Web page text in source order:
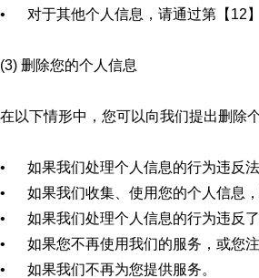
• 对于其他个人信息，请通过第【12
(3) 删除您的个人信息
在以下情形中，您可以向我们提出删除
• 如果我们处理个人信息的行为违反法
• 如果我们收集、使用您的个人信息，
• 如果我们处理个人信息的行为违反了
• 如果您不再使用我们的服务，或您注
• 如果我们不再为您提供服务。